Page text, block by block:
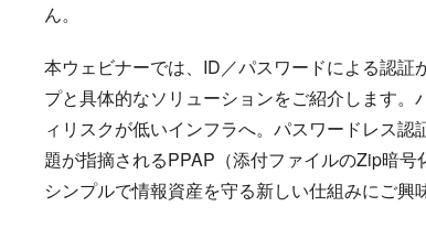
ん。
本ウェビナーでは、ID／パスワードによる認
プと具体的なソリューションをご紹介します
ィリスクが低いインフラへ。パスワードレス
題が指摘されるPPAP（添付ファイルのZip暗号
シンプルで情報資産を守る新しい仕組みにご興